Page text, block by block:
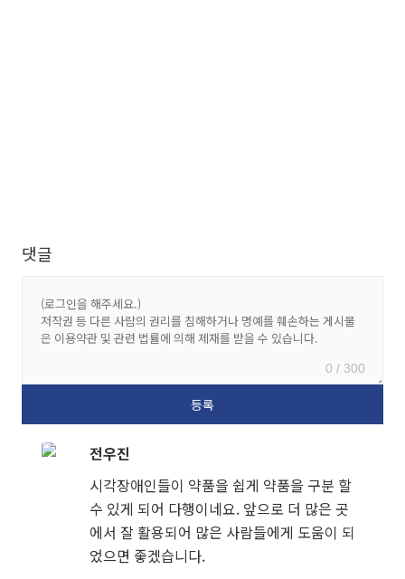
댓글
0 / 300
전우진
시각장애인들이 약품을 쉽게 약품을 구분 할
수 있게 되어 다행이네요. 앞으로 더 많은 곳
에서 잘 활용되어 많은 사람들에게 도움이 되
었으면 좋겠습니다.